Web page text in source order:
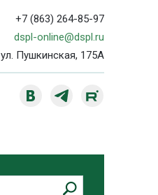
+7 (863) 264-85-97
dspl-online@dspl.ru
ул. Пушкинская, 175А